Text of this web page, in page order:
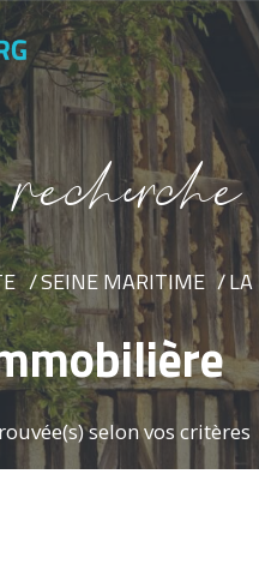
recece
SEINE MARITIME LA
selon vos critères